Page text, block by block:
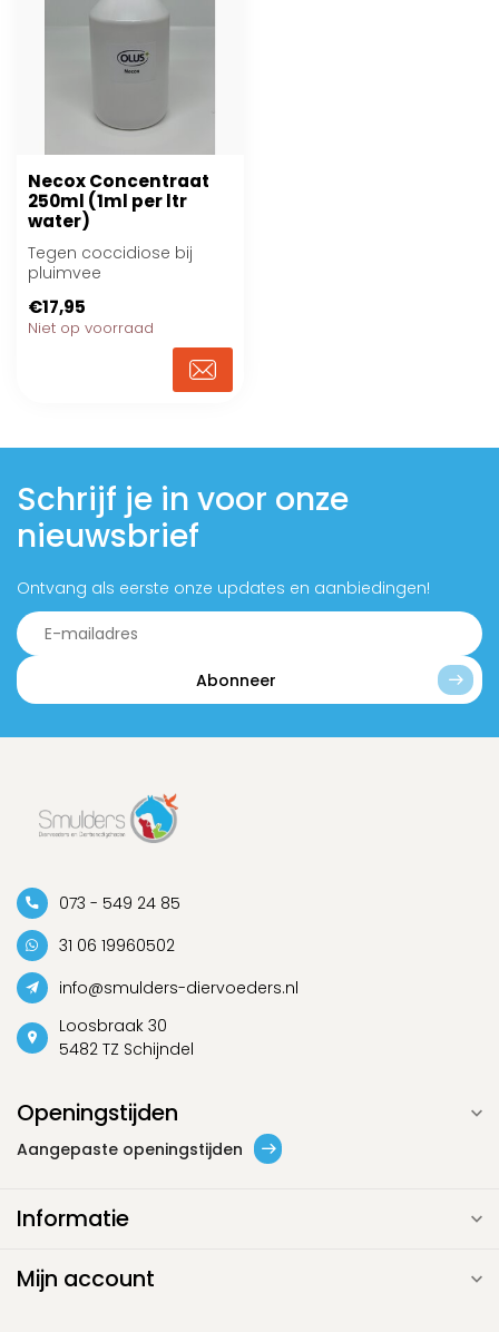
Necox Concentraat
250ml (1ml per ltr
water)
Tegen coccidiose bij
pluimvee
€17,95
Niet op voorraad
Schrijf je in voor onze
nieuwsbrief
Ontvang als eerste onze updates en aanbiedingen!
Abonneer
073 - 549 24 85
31 06 19960502
info@smulders-diervoeders.nl
Loosbraak 30
5482 TZ Schijndel
Openingstijden
Aangepaste openingstijden
Informatie
Mijn account